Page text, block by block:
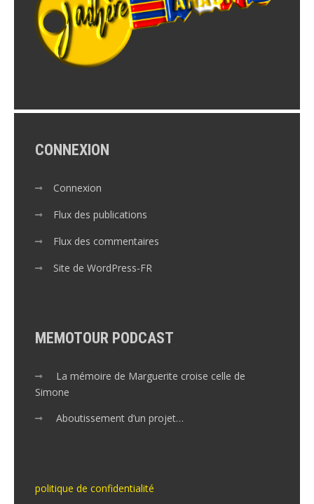
CONNEXION
Connexion
Flux des publications
Flux des commentaires
Site de WordPress-FR
MEMOTOUR PODCAST
La mémoire de Marguerite croise celle de
Simone
Aboutissement d’un projet…
politique de confidentialité